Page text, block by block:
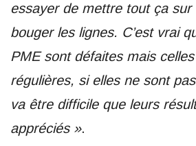
essayer de mettre tout ça sur
bouger les lignes. C’est vrai
PME sont défaites mais
régulières, si elles ne sont
va être difficile que leurs
appréciés ».